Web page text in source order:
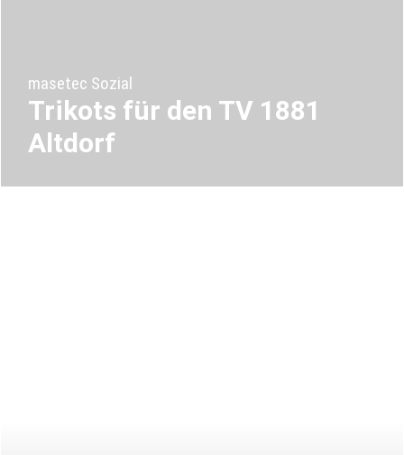
masetec Sozial
Trikots für den TV 1881
Altdorf